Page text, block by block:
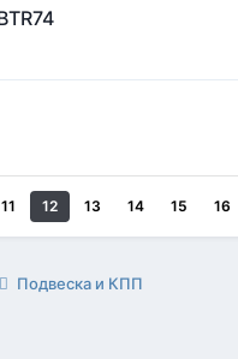
11 12 13 14 15 16
Подвеска и КПП